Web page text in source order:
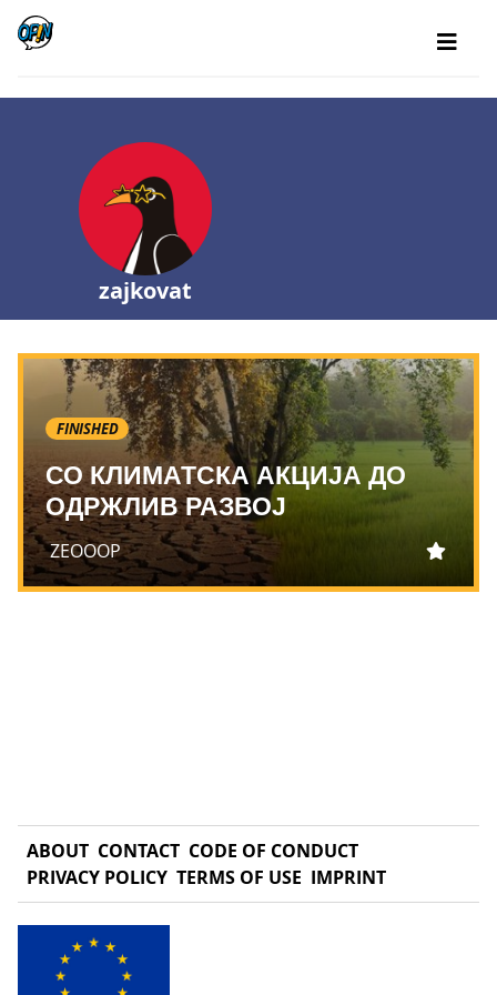
zajkovat
FINISHED
СО КЛИМАТСКА АКЦИЈА ДО
ОДРЖЛИВ РАЗВОЈ
ZEOOOP
ABOUT CONTACT CODE OF CONDUCT
PRIVACY POLICY TERMS OF USE IMPRINT